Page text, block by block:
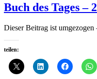
Buch des Tages –
Dieser Beitrag ist umgezogen
teilen: